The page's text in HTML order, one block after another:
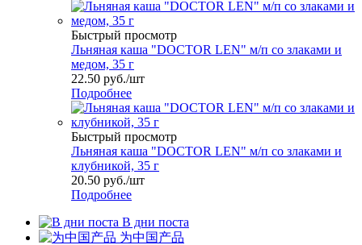
Быстрый просмотр
Льняная каша "DOCTOR LEN" м/п со злаками и
медом, 35 г
22.50 руб./шт
Подробнее
Быстрый просмотр
Льняная каша "DOCTOR LEN" м/п со злаками и
клубникой, 35 г
20.50 руб./шт
Подробнее
В дни поста
为中国产品